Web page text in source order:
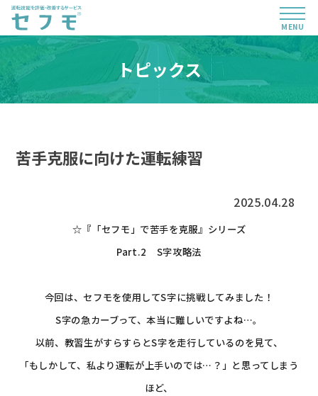
MENU
トピックス
苦手克服に向けた運転練習
2025.04.28
☆『「セフモ」で苦手を克服』シリーズ
Part.2 S字攻略法
今回は、セフモを使用してS字に挑戦してみました！
S字の急カーブって、本当に難しいですよね…。
以前、教習生がすらすらとS字を走行しているのを見て、
「もしかして、私より運転が上手いのでは…？」と思ってしまう
ほど、